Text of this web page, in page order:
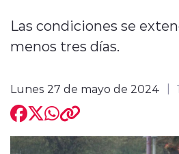
Entrevistas
modo claro
Las condiciones se
menos tres días.
Lunes 27 de mayo de 2024